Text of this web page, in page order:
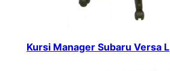
Kursi Manager Subaru Versa L